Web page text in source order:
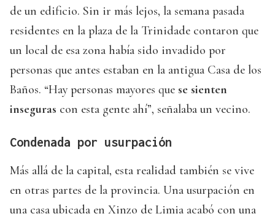
de un edificio. Sin ir más lejos, la semana pasada
residentes en la plaza de la Trinidade contaron que
un local de esa zona había sido invadido por
personas que antes estaban en la antigua Casa de los
Baños. “Hay personas mayores que se sienten
inseguras con esta gente ahí”, señalaba un vecino.
Condenada por usurpación
Más allá de la capital, esta realidad también se vive
en otras partes de la provincia. Una usurpación en
una casa ubicada en Xinzo de Limia acabó con una